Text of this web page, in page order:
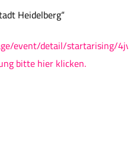
Heidelberg“
event/detail/startarising/4jvbj
bitte hier klicken.